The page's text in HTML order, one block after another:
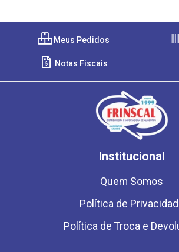
Meus Pedidos
Notas Fiscais
Institucional
Quem Somos
Política de
Política de Troca e